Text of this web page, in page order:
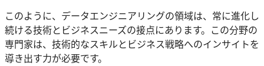
このように、データエンジニアリングの領域は、常に進化し
続ける技術とビジネスニーズの接点にあります。この分野の
専門家は、技術的なスキルとビジネス戦略へのインサイトを
導き出す力が必要です。